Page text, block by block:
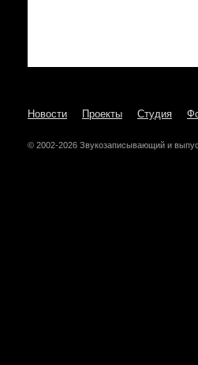
Новости Проекты Студия
© 2002-2026 Звукозаписывающий и